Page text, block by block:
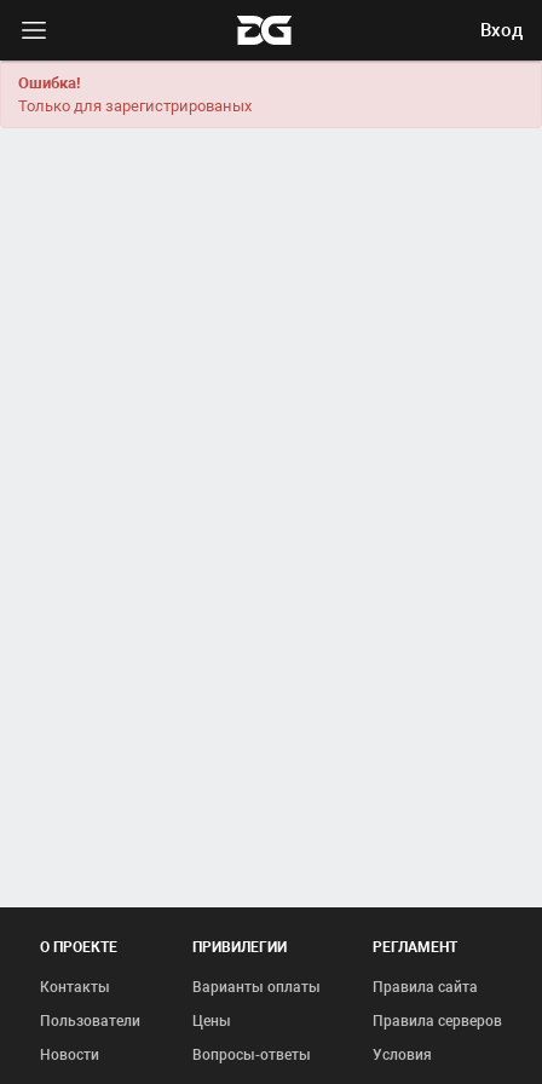
Вход
Ошибка!
Только для зарегистрированых
О ПРОЕКТЕ
Контакты
Пользователи
Новости
ПРИВИЛЕГИИ
Варианты оплаты
Цены
Вопросы-ответы
РЕГЛАМЕНТ
Правила сайта
Правила серверов
Условия